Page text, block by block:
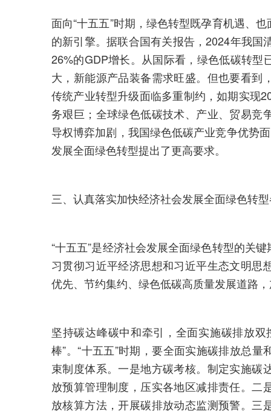
面向“十五五”时期，绿色转型既孕育机遇、
的新引擎。据联合国有关报告，2024年我
26%的GDP增长。从国际看，绿色低碳转
大，新能源产品装备需求旺盛。但也要看到
传统产业转型升级面临多重制约，如期实现
务艰巨；全球绿色低碳技术、产业、贸易竞
导权博弈加剧，我国绿色低碳产业竞争优势
发展全面绿色转型提出了更高要求。
三、认真落实加快经济社会发展全面绿色转
“十五五”是经济社会发展全面绿色转型的关
习贯彻习近平经济思想和习近平生态文明思
优先、节约集约、绿色低碳高质量发展道路
坚持碳达峰碳中和牵引，全面实施碳排放
棒”。“十五五”时期，要全面实施碳排放总
束制度体系。一是地方碳考核。制定实施碳
放预算管理制度，压实各地区减排责任。二
放核算方法，开展碳排放动态监测预警。三